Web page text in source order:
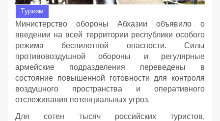
Туризм
Министерство обороны Абхазии объявило о
введении на всей территории республики особого
режима беспилотной опасности. Силы
противовоздушной обороны и регулярные
армейские подразделения переведены в
состояние повышенной готовности для контроля
воздушного пространства и оперативного
отслеживания потенциальных угроз.
Для сотен тысяч российских туристов,